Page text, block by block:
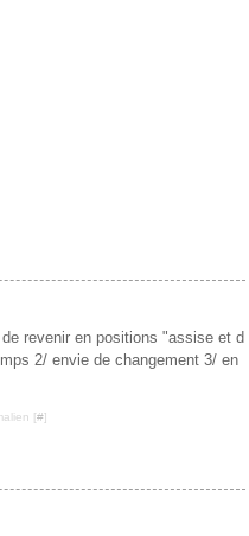
revenir en positions "assise et d
2/ envie de changement 3/ en
[#]